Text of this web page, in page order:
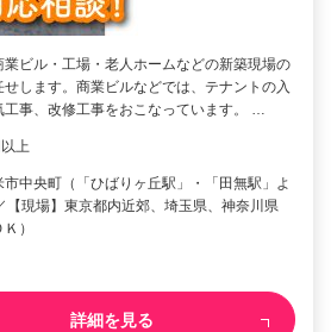
業ビル・工場・老人ホームなどの新築現場の
します。商業ビルなどでは、テナントの入
工事、改修工事をおこなっています。 …
上
中央町（「ひばりヶ丘駅」・「田無駅」よ
【現場】東京都内近郊、埼玉県、神奈川県
）
詳細を見る